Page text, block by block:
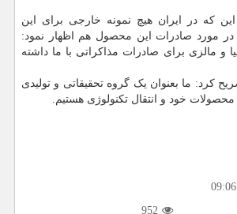
که در ایران هیچ نمونه خارجی برای این
در مورد صادرات این محصول هم اظهار نمود:
و مالزی برای صادرات مذاکراتی با ما داشته
کرد: ما بعنوان یک گروه تحقیقاتی و تولیدی
خود و انتقال تکنولوژی هستیم.
952